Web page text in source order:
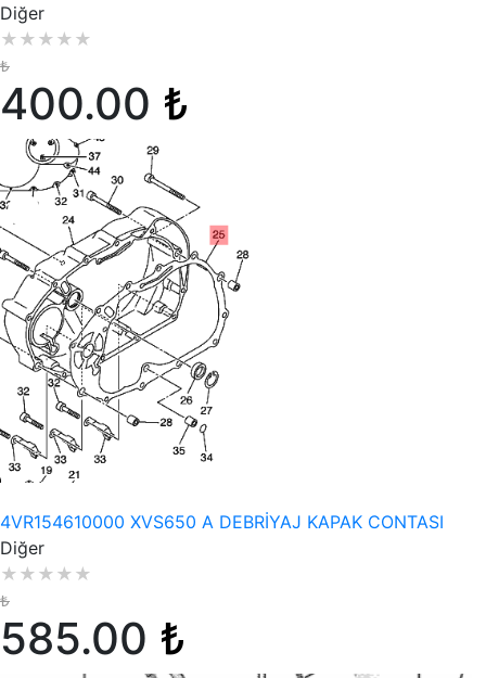
Diğer
★ ★ ★ ★ ★
₺
400.00 ₺
4VR154610000 XVS650 A DEBRİYAJ KAPAK CONTASI
Diğer
★ ★ ★ ★ ★
₺
585.00 ₺